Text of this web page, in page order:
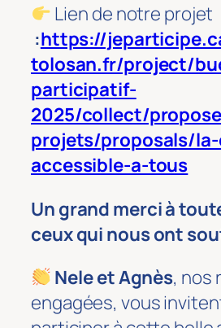
Lien de notre projet
:https://
tolosan.fr/project/
participatif-
2025/collect/
projets/proposals/
accessible-a-tous
Un grand merci à
ceux qui nous ont
Nele et Agnès, nos
engagées, vous